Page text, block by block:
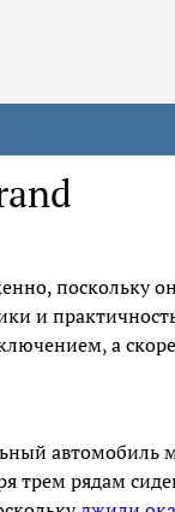
поскольку
и
а
автомобиль
трем рядам